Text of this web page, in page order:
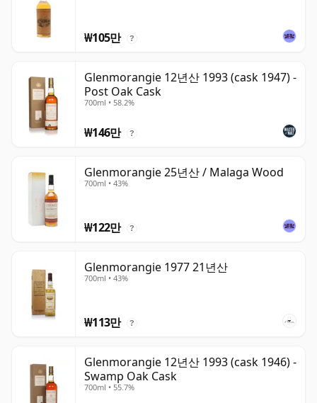
₩105만 ?
Glenmorangie 12년산 1993 (cask 1947) -
Post Oak Cask
700ml • 58.2%
₩146만 ?
Glenmorangie 25년산 / Malaga Wood
700ml • 43%
₩122만 ?
Glenmorangie 1977 21년산
700ml • 43%
₩113만 ?
Glenmorangie 12년산 1993 (cask 1946) -
Swamp Oak Cask
700ml • 55.7%